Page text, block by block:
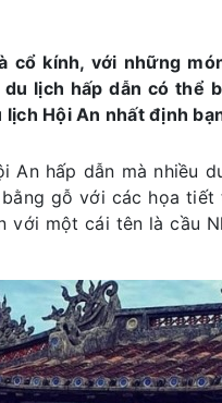
kính, với những
lịch hấp dẫn có thể
Hội An nhất định
hấp dẫn mà nhiều
gỗ với các họa
với một cái tên là cầu